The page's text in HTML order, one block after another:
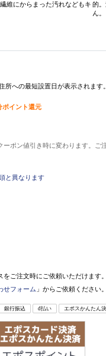
維にからまった汚れなどもキ 的
ん。
所への最短設置日が表示されます。
ポイント還元
ポン値引き時に変わります。ご
と異なります
ご注文時にご依頼いただけます。
せフォーム 」からご依頼ください
銀行振込 d払い エポスかんたん